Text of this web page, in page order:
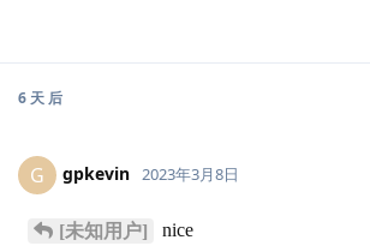
6 天 后
G gpkevin 2023年3月8日
[未知用户] nice